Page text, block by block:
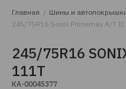
Главная
Шины и
245/75R16 Sonix Primemax A/T II
245/75R16
111T
КА-00045377